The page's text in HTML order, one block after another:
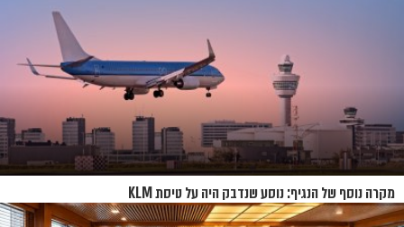
מקרה נוסף של הנגיף: נוסע שנדבק היה על טיסת KLM